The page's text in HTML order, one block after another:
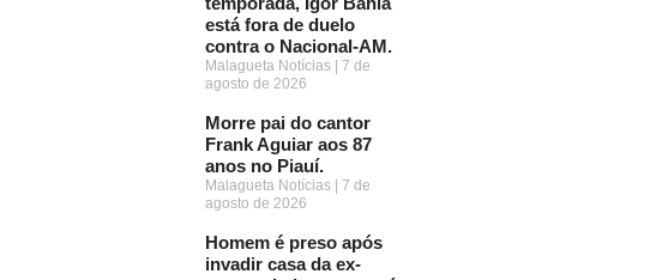
está fora de duelo
contra o Nacional-AM.
Malagueta Notícias
7 de
agosto de 2026
Morre pai do cantor
Frank Aguiar aos 87
anos no Piauí.
Malagueta Notícias
7 de
agosto de 2026
Homem é preso após
invadir casa da ex-